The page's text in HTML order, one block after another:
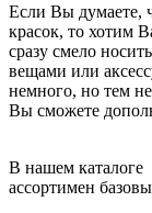
Если Вы думаете,
красок, то хотим
сразу смело
вещами или
немного, но тем
Вы сможете
В нашем
ассортимен